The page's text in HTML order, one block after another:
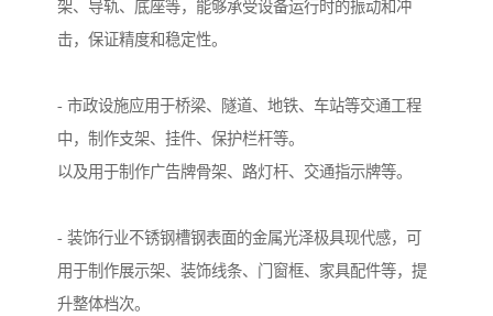
架、导轨、底座等，能够承受设备运行时的振动和冲
击，保证精度和稳定性。
- 市政设施应用于桥梁、隧道、地铁、车站等交通工程
中，制作支架、挂件、保护栏杆等。
以及用于制作广告牌骨架、路灯杆、交通指示牌等。
- 装饰行业不锈钢槽钢表面的金属光泽极具现代感，可
用于制作展示架、装饰线条、门窗框、家具配件等，提
升整体档次。